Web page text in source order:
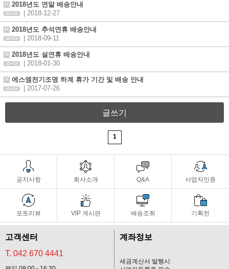
2018년도 연말 배송안내
| 2018-12-27
2018년도 추석연휴 배송안내
| 2018-09-11
2018년도 설연휴 배송안내
| 2018-01-30
에스엠전기조명 하계 휴가 기간 및 배송 안내
| 2017-07-26
글쓰기
1
공지사항 회사소개 Q&A 사업자인증
포토리뷰 VIP 게시판 배송조회 기획전
고객센터
T. 042 670 4441
계좌정보
세금계산서 발행시